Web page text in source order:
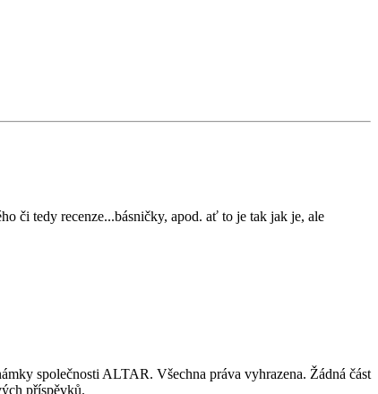
či tedy recenze...básničky, apod. ať to je tak jak je, ale
společnosti ALTAR. Všechna práva vyhrazena. Žádná část
příspěvků.